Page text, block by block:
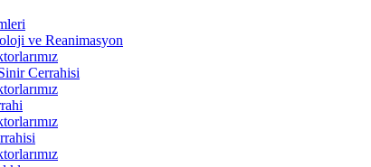
ve Reanimasyon
Cerrahisi